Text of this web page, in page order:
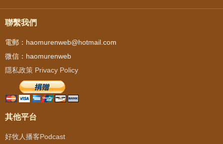
聯繫我們
電郵：haomurenweb@hotmail.com
微信：haomurenweb
隱私政策 Privacy Policy
其他平台
好牧人播客Podcast